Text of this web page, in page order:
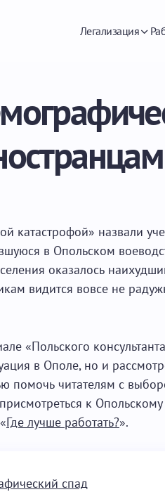
Легализация
катастрофой» назвали
в Опольском
оказалось
видится вовсе не
«Польского
в Ополе, но и
помочь читателям с
к
Где лучше работать?».
спад